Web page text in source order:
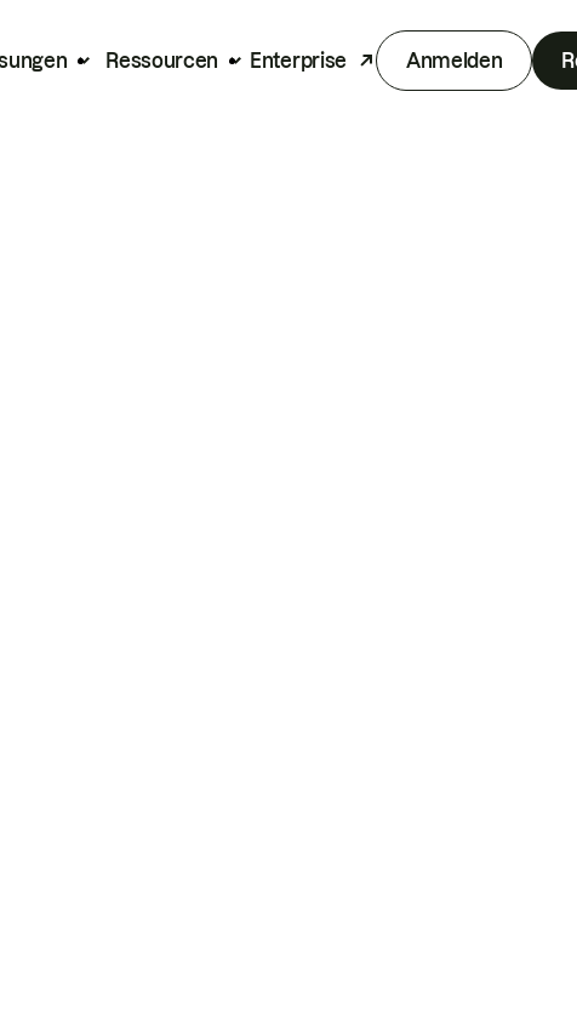
Ressourcen Enterprise Anmelden